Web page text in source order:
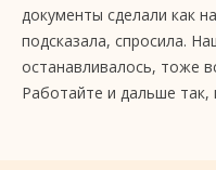
звезды
«Евразия»,
Тюмень
документы сделали как
подсказала, спросила.
останавливалось, тоже
Работайте и дальше так,